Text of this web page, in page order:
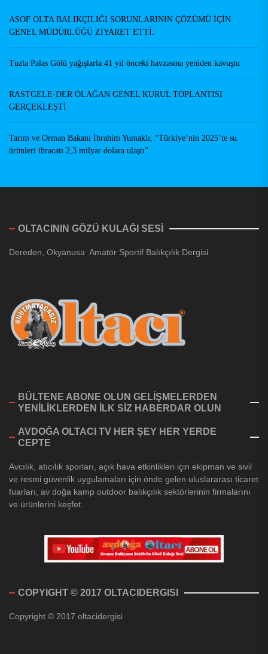
ASOF OLTA BALIKÇILIĞI SORUNLARININ ÇÖZÜMÜ İÇİN
GENEL MÜDÜRLÜĞÜ ZİYARET ETTİ.
Tuzla Palas Gölü yağışlarla 41 yıl önceki havzasına yeniden kavuştu
RASTGELE-DER OLAĞAN GENEL KURUL TOPLANTISI
GERÇEKLEŞTİ
Tarım ve Orman Bakanı İbrahim Yumaklı, “Türkiye’nin 2025’te su
ürünleri ihracatı 2,3 milyar dolara ulaştı”
OLTACININ GÖZÜ KULAĞI SESİ
Dereden, Okyanusa Amatör Sportif Balıkçılık Dergisi
BÜLTENE ABONE OLUN GELİŞMELERDEN
YENİLİKLERDEN İLK SİZ HABERDAR OLUN
AVDOĞA OLTACI TV HER ŞEY HER YERDE
CEPTE
Avcılık, atıcılık sporları, açık hava etkinlikleri için ekipman ve sivil
ve resmi güvenlik uygulamaları için önde gelen uluslararası ticaret
fuarları, av doğa kamp outdoor balıkçılık sektörlerinin firmalarını
ve ürünlerini keşfet.
COPYIGHT © 2017 OLTACIDERGISI
Copyright © 2017 oltacidergisi